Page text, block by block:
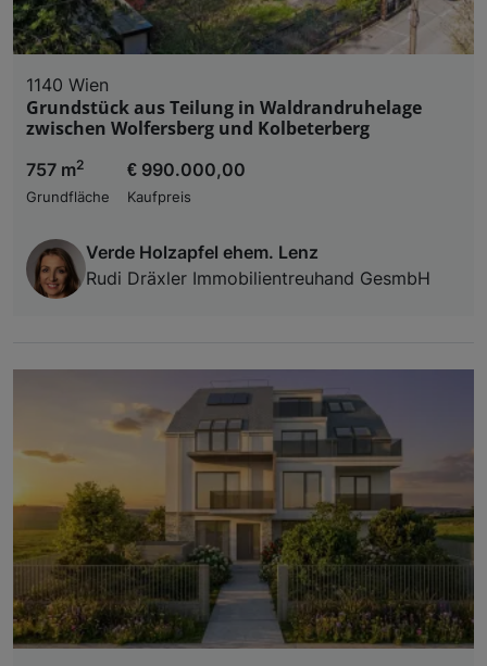
1140 Wien
Grundstück aus Teilung in Waldrandruhelage
zwischen Wolfersberg und Kolbeterberg
757 m2
Grundfläche
€ 990.000,00
Kaufpreis
Verde Holzapfel ehem. Lenz
Rudi Dräxler Immobilientreuhand GesmbH